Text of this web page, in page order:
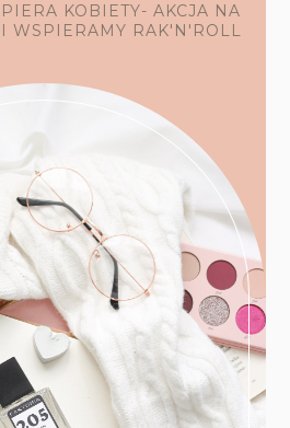
KOBIETY- AKCJA NA
WSPIERAMY RAK'N'ROLL